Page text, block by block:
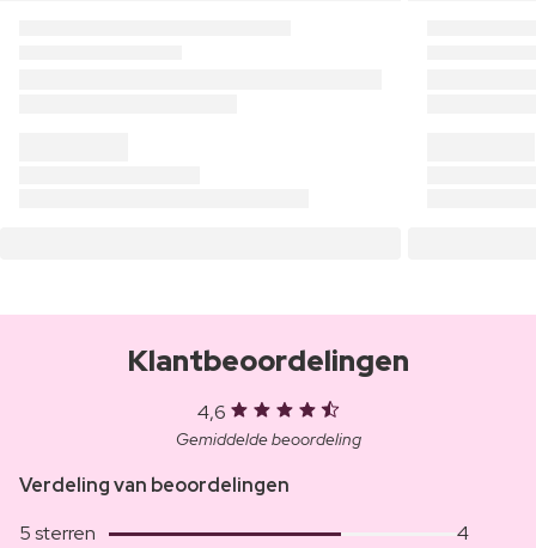
Klantbeoordelingen
4,6
Gemiddelde beoordeling
Verdeling van beoordelingen
5 sterren
4